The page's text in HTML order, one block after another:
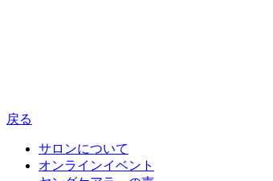
戻る
サ ロンについて
オンラインイベント